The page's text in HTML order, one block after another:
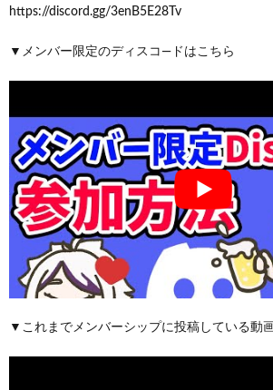
https://discord.gg/3enB5E28Tv
▼メンバー限定のディスコ―ドはこちら
▼これまでメンバーシップに投稿している動